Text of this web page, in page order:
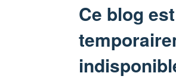
Ce blog est